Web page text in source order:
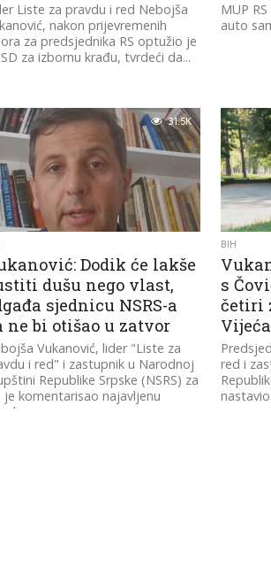
Liste za pravdu i red Nebojša
nakon prijevremenih
za predsjednika RS optužio je
za izbornu krađu, tvrdeći da...
MUP
auto
31.5K
Dodik će lakše
dušu nego vlast,
sjednicu NSRS-a
ne bi otišao u zatvor
Vukanović, lider "Liste za
i red" i zastupnik u Narodnoj
Republike Srpske (NSRS) za
je komentarisao najavljenu
BIH
s
četiri
red i